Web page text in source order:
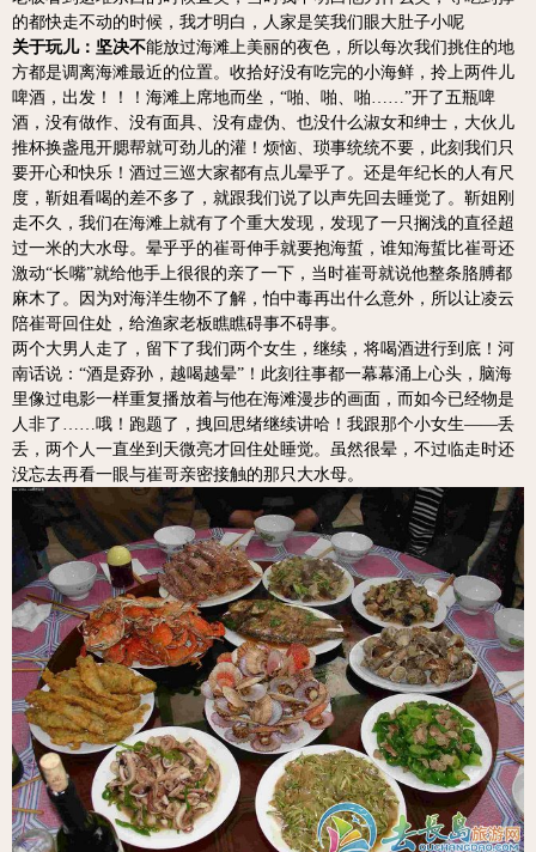
的都快走不动的时候，我才明白，人家是笑我们眼大肚子小呢
关于玩儿：坚决不能放过海滩上美丽的夜色，所以每次我们挑住的地
方都是调离海滩最近的位置。收拾好没有吃完的小海鲜，拎上两件儿
啤酒，出发！！！ 海滩上席地而坐，“啪、啪、啪……”开了五瓶啤
酒，没有做作、没有面具、没有虚伪、也没什么淑女和绅士，大伙儿
推杯换盏甩开腮帮就可劲儿的灌！烦恼、琐事统统不要，此刻我们只
要开心和快乐！ 酒过三巡大家都有点儿晕乎了。还是年纪长的人有尺
度，靳姐看喝的差不多了，就跟我们说了以声先回去睡觉了。靳姐刚
走不久，我们在海滩上就有了个重大发现，发现了一只搁浅的直径超
过一米的大水母。晕乎乎的崔哥伸手就要抱海蜇，谁知海蜇比崔哥还
激动“长嘴”就给他手上很很的亲了一下，当时崔哥就说他整条胳膊都
麻木了。因为对海洋生物不了解，怕中毒再出什么意外，所以让凌云
陪崔哥回住处，给渔家老板瞧瞧碍事不碍事。
两个大男人走了，留下了我们两个女生，继续，将喝酒进行到底！河
南话说：“酒是孬孙，越喝越晕”！此刻往事都一幕幕涌上心头，脑海
里像过电影一样重复播放着与他在海滩漫步的画面，而如今已经物是
人非了……哦！跑题了，拽回思绪继续讲哈！我跟那个小女生——丢
丢，两个人一直坐到天微亮才回住处睡觉。虽然很晕，不过临走时还
没忘去再看一眼与崔哥亲密接触的那只大水母。